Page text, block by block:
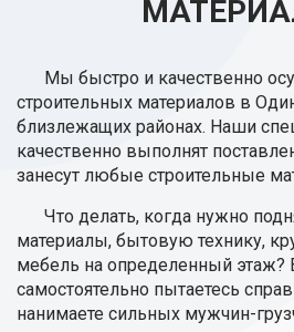
Мы быстро и качественно
строительных материалов в
близлежащих районах. Наши
качественно выполнят
занесут любые строительные
Что делать, когда нужно
материалы, бытовую технику,
мебель на определенный этаж?
самостоятельно пытаетесь
нанимаете сильных мужчин-